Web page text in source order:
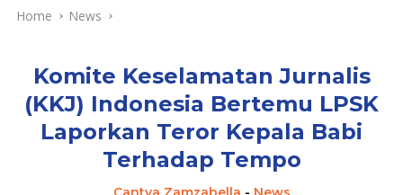
Home News
Komite Keselamatan Jurnalis
(KKJ) Indonesia Bertemu LPSK
Laporkan Teror Kepala Babi
Terhadap Tempo